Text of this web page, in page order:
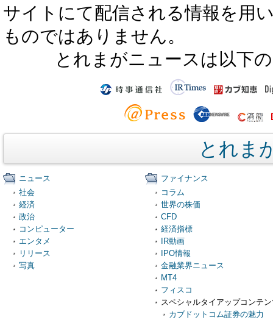
サイトにて配信される情報を用
ものではありません。
とれまがニュースは以下
とれま
ニュース
社会
経済
政治
コンピューター
エンタメ
リリース
写真
ファイナンス
コラム
世界の株価
CFD
経済指標
IR動画
IPO情報
金融業界ニュース
MT4
フィスコ
スペシャルタイアップコンテ
カブドットコム証券の魅力